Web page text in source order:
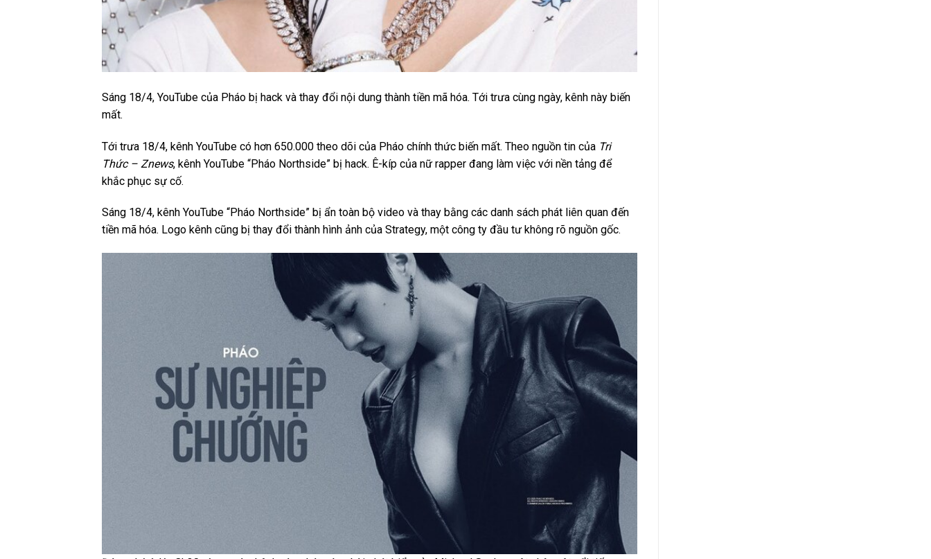
Sáng 18/4, YouTube của Pháo bị hack và thay đổi nội dung thành tiền mã hóa. Tới trưa cùng ngày, kênh này biến
mất.
Tới trưa 18/4, kênh YouTube có hơn 650.000 theo dõi của Pháo chính thức biến mất. Theo nguồn tin của Tri
Thức – Znews, kênh YouTube “Pháo Northside” bị hack. Ê-kíp của nữ rapper đang làm việc với nền tảng để
khắc phục sự cố.
Sáng 18/4, kênh YouTube “Pháo Northside” bị ẩn toàn bộ video và thay bằng các danh sách phát liên quan đến
tiền mã hóa. Logo kênh cũng bị thay đổi thành hình ảnh của Strategy, một công ty đầu tư không rõ nguồn gốc.